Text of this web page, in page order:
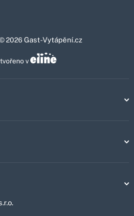
2026 Gast-Vytápění.cz
v